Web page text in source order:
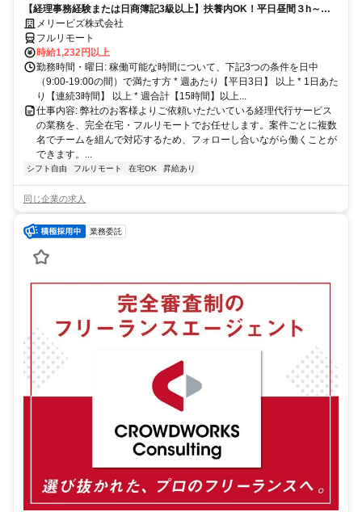
【経理事務経験または日商簿記3級以上】扶養内OK！平日昼間３h～。
完全在宅で育児・介護中の方も大歓迎♪
メリービズ株式会社
フルリモート
時給1,232円以上
勤務時間・曜日: 稼働可能な時間について、下記3つの条件を日中
（9:00-19:00の間）で満たす方 * 週あたり【平日3日】 以上 * 1日あた
り【連続3時間】 以上 * 週合計【15時間】以上...
仕事内容: 弊社のお客様よりご依頼いただいている経理代行サービス
の業務を、完全在宅・フルリモートでお任せします。案件ごとに複数
名でチームを組んで対応するため、フォローし合いながら働くことが
できます。...
シフト自由 フルリモート 在宅OK 昇給あり
同じ企業の求人
業務委託